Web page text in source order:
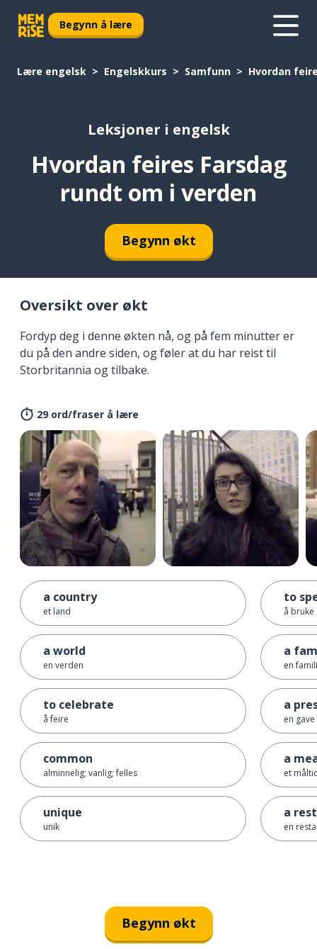
Begynn å lære
Lære engelsk Engelskkurs Samfunn Hvordan
Leksjoner i engelsk
Hvordan feires Farsdag
rundt om i verden
Begynn økt
Oversikt over økt
Fordyp deg i denne økten nå, og på fem minutter er
du på den andre siden, og føler at du har reist til
Storbritannia og tilbake.
29 ord/fraser å lære
a country
et land
a world
en verden
to celebrate
å feire
common
alminnelig; vanlig; felles
unique
unik
to
å
a
en
a
en gave
a
et
a
en
Begynn økt